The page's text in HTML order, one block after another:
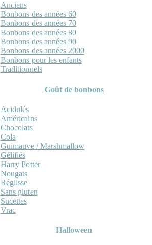
Anciens
Bonbons des années 60
Bonbons des années 70
Bonbons des années 80
Bonbons des années 90
Bonbons des années 2000
Bonbons pour les enfants
Traditionnels
Goût de bonbons
Acidulés
Américains
Chocolats
Cola
Guimauve / Marshmallow
Gélifiés
Harry Potter
Nougats
Réglisse
Sans gluten
Sucettes
Vrac
Halloween